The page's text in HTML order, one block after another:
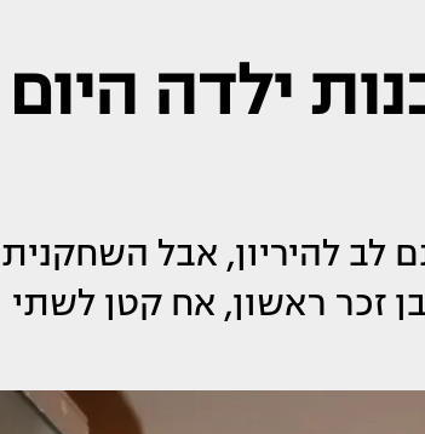
ילדה היום
להיריון, אבל השחקנית
זכר ראשון, אח קטן לשתי